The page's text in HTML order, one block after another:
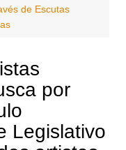
de Escutas
por
Legislativo